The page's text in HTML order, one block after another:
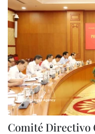
Comité Directivo